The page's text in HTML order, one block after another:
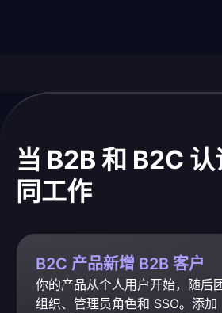
当 B2B 和 B2C
同工作
B2C 产品新增 B2B 客户
你的产品从个人用户开始，随后
组织、管理员角色和 SSO。添加